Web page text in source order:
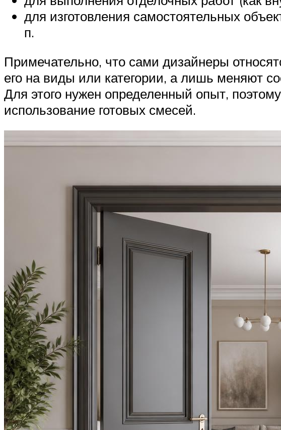
для изготовления самостоятельных
п.
Примечательно, что сами дизайнеры
его на виды или категории, а лишь меняют
Для этого нужен определенный опыт,
использование готовых смесей.